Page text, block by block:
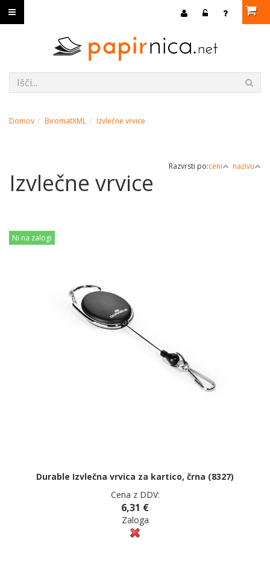
Domov BiromatXML Izvlečne vrvice
Razvrsti po:ceni nazivu
Izvlečne vrvice
Ni na zalogi
Durable Izvlečna vrvica za kartico, črna (8327)
Cena z DDV:
6,31 €
Zaloga